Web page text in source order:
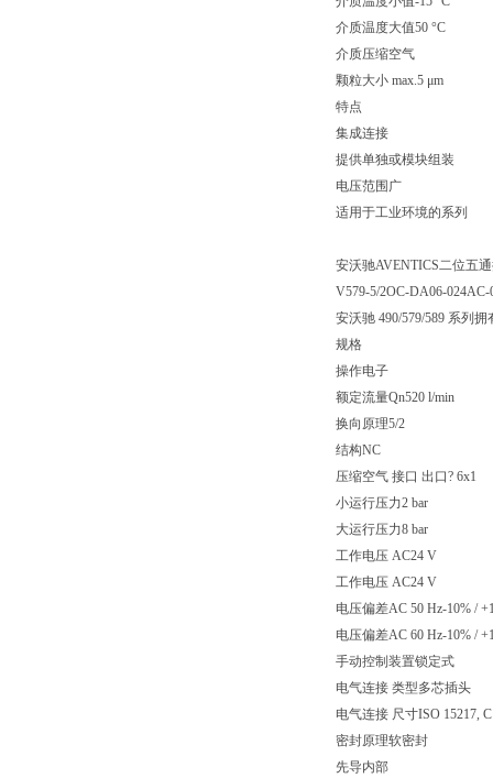
介质温度大值50 °C
介质压缩空气
颗粒大小 max.5 μm
特点
集成连接
提供单独或模块组装
电压范围广
适用于工业环境的系列
安沃驰AVENTICS二位五
V579-5/2OC-DA06-024AC-
安沃驰 490/579/589 系列
规格
操作电子
额定流量Qn520 l/min
换向原理5/2
结构NC
压缩空气 接口 出口? 6x1
小运行压力2 bar
大运行压力8 bar
工作电压 AC24 V
工作电压 AC24 V
电压偏差AC 50 Hz-10% /
电压偏差AC 60 Hz-10% /
手动控制装置锁定式
电气连接 类型多芯插头
电气连接 尺寸ISO 15217,
密封原理软密封
先导内部